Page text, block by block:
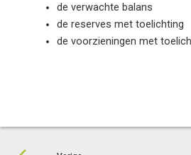
de verwachte balans
de reserves met toelichting
de voorzieningen met